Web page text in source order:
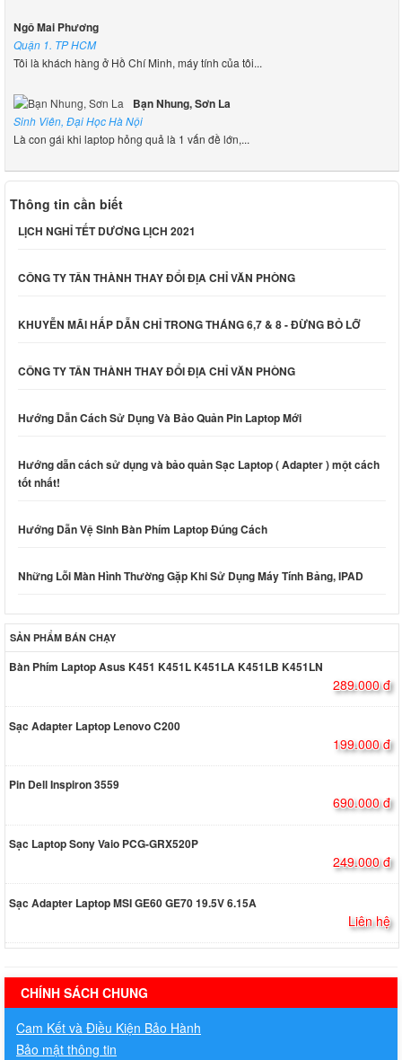
Ngô Mai Phương
Quận 1. TP HCM
Tôi là khách hàng ở Hồ Chí Minh, máy tính của tôi...
Bạn Nhung, Sơn La
Sinh Viên, Đại Học Hà Nội
Là con gái khi laptop hỏng quả là 1 vấn đề lớn,...
Thông tin cần biết
LỊCH NGHỈ TẾT DƯƠNG LỊCH 2021
CÔNG TY TÂN THÀNH THAY ĐỔI ĐỊA CHỈ VĂN PHÒNG
KHUYỄN MÃI HẤP DẪN CHỈ TRONG THÁNG 6,7 & 8 - ĐỪNG BỎ LỠ
CÔNG TY TÂN THÀNH THAY ĐỔI ĐỊA CHỈ VĂN PHÒNG
Hướng Dẫn Cách Sử Dụng Và Bảo Quản Pin Laptop Mới
Hướng dẫn cách sử dụng và bảo quản Sạc Laptop ( Adapter ) một cách
tốt nhất!
Hướng Dẫn Vệ Sinh Bàn Phím Laptop Đúng Cách
Những Lỗi Màn Hình Thường Gặp Khi Sử Dụng Máy Tính Bảng, IPAD
SẢN PHẨM BÁN CHẠY
Bàn Phím Laptop Asus K451 K451L K451LA K451LB K451LN
289.000 đ
Sạc Adapter Laptop Lenovo C200
199.000 đ
Pin Dell Inspiron 3559
690.000 đ
Sạc Laptop Sony Vaio PCG-GRX520P
249.000 đ
Sạc Adapter Laptop MSI GE60 GE70 19.5V 6.15A
Liên hệ
hermes handbags outlet online
CHÍNH SÁCH CHUNG
Cam Kết và Điều Kiện Bảo Hành
Bảo mật thông tin